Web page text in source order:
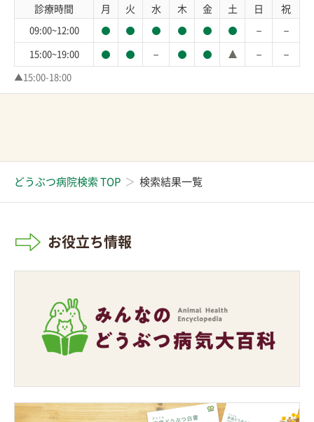
診療時間 月 火 水 木 金 土 日 祝
09:00~12:00 － －
15:00~19:00 － － －
▲15:00-18:00
どうぶつ病院検索 TOP 検索結果一覧
お役立ち情報